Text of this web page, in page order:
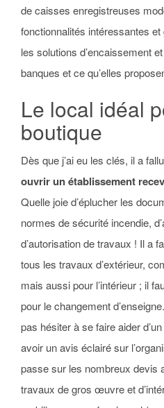
de caisses enregistreuses
fonctionnalités intéressantes
les solutions d’encaissement
banques et ce qu’elles
Le local idéal
boutique
Dès que j’ai eu les clés, il a
ouvrir un établissement
Quelle joie d’éplucher les
normes de sécurité incendie,
d’autorisation de travaux ! Il a
tous les travaux d’extérieur,
mais aussi pour l’intérieur ; il
pour le changement
pas hésiter à se faire aider
avoir un avis éclairé sur
passe sur les nombreux devis
travaux de gros œuvre et